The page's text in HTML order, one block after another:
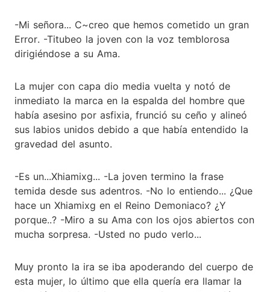
-Mi señora... C~creo que hemos cometido un gran
Error. -Titubeo la joven con la voz temblorosa
dirigiéndose a su Ama.
La mujer con capa dio media vuelta y notó de
inmediato la marca en la espalda del hombre que
había asesino por asfixia, frunció su ceño y alineó
sus labios unidos debido a que había entendido la
gravedad del asunto.
-Es un...Xhiamixg... -La joven termino la frase
temida desde sus adentros. -No lo entiendo... ¿Que
hace un Xhiamixg en el Reino Demoniaco? ¿Y
porque..? -Miro a su Ama con los ojos abiertos con
mucha sorpresa. -Usted no pudo verlo...
Muy pronto la ira se iba apoderando del cuerpo de
esta mujer, lo último que ella quería era llamar la